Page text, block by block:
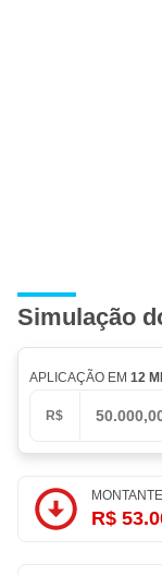
Simulação
APLICAÇÃO EM 12
R$
R$